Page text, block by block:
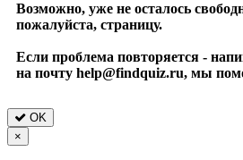
Возможно, уже не осталось
пожалуйста, страницу.
Если проблема повторяется -
на почту help@findquiz.ru, мы
OK
×